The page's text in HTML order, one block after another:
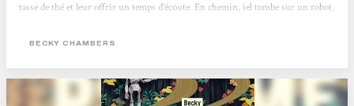
tasse de thé et leur offrir un temps d’écoute. En chemin, iel tombe sur un robot,
son espèce est partie vivre dans la nature. Celui-ci vient avec une question à
Commence...
BECKY CHAMBERS